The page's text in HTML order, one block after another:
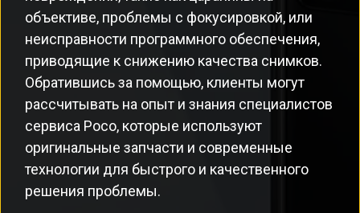
объективе, проблемы с фокусировкой, или
неисправности программного обеспечения,
приводящие к снижению качества снимков.
Обратившись за помощью, клиенты могут
рассчитывать на опыт и знания специалистов
сервиса Poco, которые используют
оригинальные запчасти и современные
технологии для быстрого и качественного
решения проблемы.